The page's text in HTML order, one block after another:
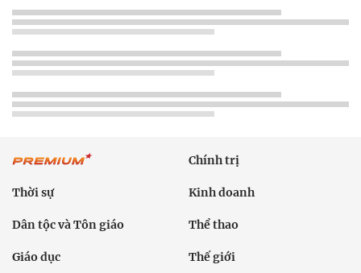
Chính trị
Thời sự Kinh doanh
Dân tộc và Tôn giáo Thể thao
Giáo dục Thế giới